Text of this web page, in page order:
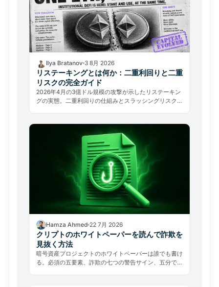
Ilya Bratanov 3 8月 2026
リステーキングとは何か：二重利回りと二重
リスクの完全ガイド
2026年4月の3億ドル規模の攻撃が示したリステーキン
グの実態。二重利回りの仕組みとスラッシングリスク、
Hamza Ahmed 22 7月 2026
クリプトのホワイトペーパーを読んで詐欺を
見抜く方法
暗号資産プロジェクトのホワイトペーパーは誰でも書け
る。必須の五要素、詐欺の七つの警告サイン、五分でで